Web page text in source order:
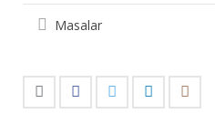
Masalar